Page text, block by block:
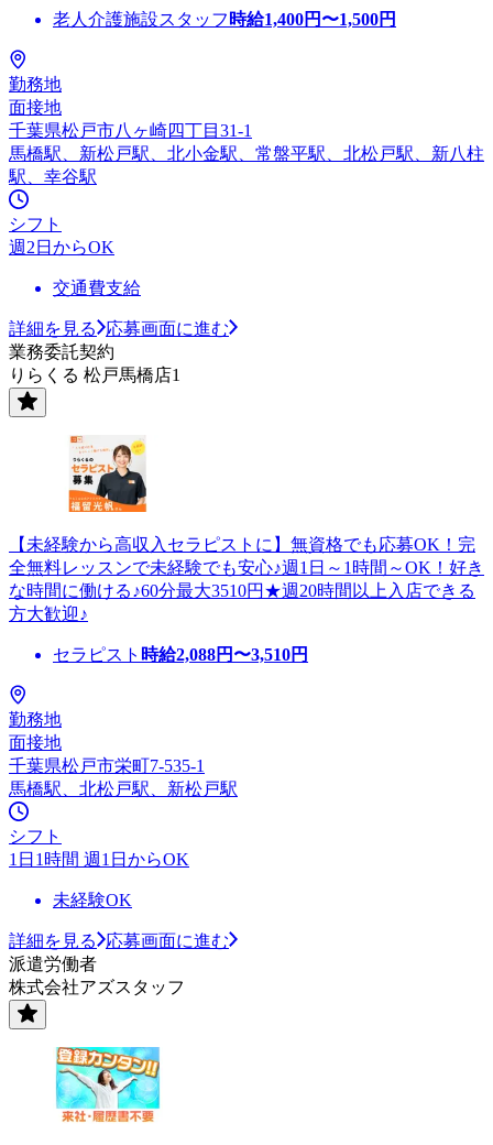
老人介護施設スタッフ 時給1,400円〜1,500円
勤務地
面接地
千葉県松戸市八ヶ崎四丁目31-1
馬橋駅、新松戸駅、北小金駅、常盤平駅、北松戸駅、新八柱
駅、幸谷駅
シフト
週2日からOK
交通費支給
詳細を見る
応募画面に進む
業務委託契約
りらくる 松戸馬橋店1
【未経験から高収入セラピストに】無資格でも応募OK！完
全無料レッスンで未経験でも安心♪週1日～1時間～OK！好き
な時間に働ける♪60分最大3510円★週20時間以上入店できる
方大歓迎♪
セラピスト 時給2,088円〜3,510円
勤務地
面接地
千葉県松戸市栄町7-535-1
馬橋駅、北松戸駅、新松戸駅
シフト
1日1時間 週1日からOK
未経験OK
詳細を見る
応募画面に進む
派遣労働者
株式会社アズスタッフ